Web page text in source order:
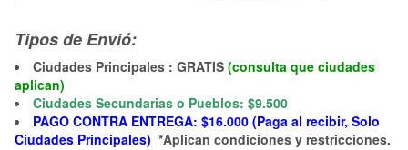
Tipos de Envió:
Ciudades Principales : GRATIS (consulta que ciudades
aplican)
Ciudades Secundarias o Pueblos: $9.500
PAGO CONTRA ENTREGA: $16.000 (Paga al recibir, Solo
Ciudades Principales) *Aplican condiciones y restricciones.